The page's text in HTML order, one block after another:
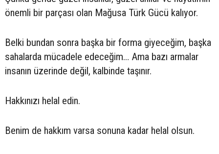
önemli bir parçası olan Mağusa Türk Gücü kalıyor.
Belki bundan sonra başka bir forma giyeceğim, başka
sahalarda mücadele edeceğim… Ama bazı armalar
insanın üzerinde değil, kalbinde taşınır.
Hakkınızı helal edin.
Benim de hakkım varsa sonuna kadar helal olsun.